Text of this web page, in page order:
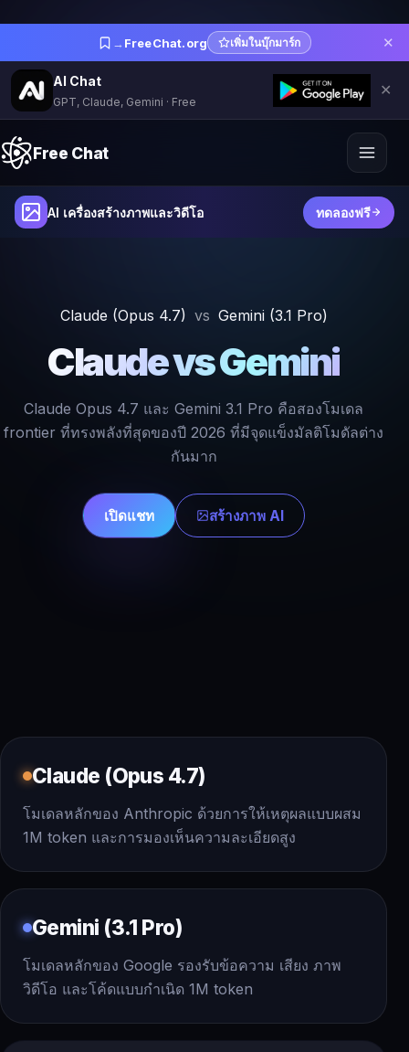
→ FreeChat.org เพิ่มในบุ๊กมาร์ก ✕
AI Chat
GPT, Claude, Gemini · Free
✕
Free Chat
AI เครื่องสร้างภาพและวิดีโอ ทดลองฟรี
Claude (Opus 4.7) vs Gemini (3.1 Pro)
Claude vs Gemini
Claude Opus 4.7 และ Gemini 3.1 Pro คือสองโมเดล
frontier ที่ทรงพลังที่สุดของปี 2026 ที่มีจุดแข็งมัลติโมดัลต่าง
กันมาก
เปิดแชท สร้างภาพ AI
Claude (Opus 4.7)
โมเดลหลักของ Anthropic ด้วยการให้เหตุผลแบบผสม
1M token และการมองเห็นความละเอียดสูง
Gemini (3.1 Pro)
โมเดลหลักของ Google รองรับข้อความ เสียง ภาพ
วิดีโอ และโค้ดแบบกำเนิด 1M token